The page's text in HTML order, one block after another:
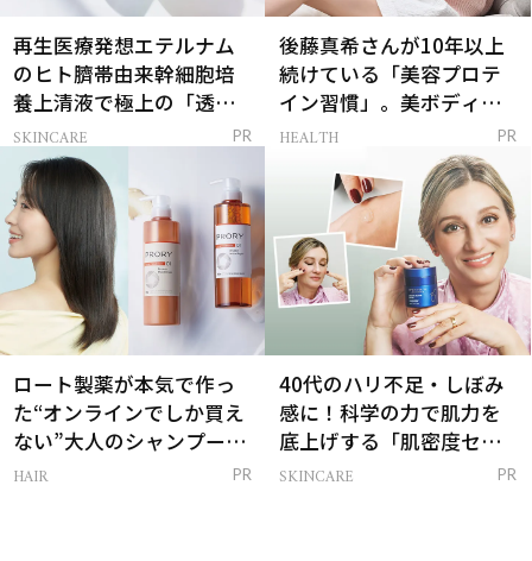
再生医療発想エテルナム
のヒト臍帯由来幹細胞培
養上清液で極上の「透明
感ハリ肌」へ
SKINCARE PR
後藤真希さんが10年以上
続けている「美容プロテ
イン習慣」。美ボディを
支える朝ルーティンと
HEALTH PR
ロート製薬が本気で作っ
た“オンラインでしか買え
ない”大人のシャンプー＆
トリートメントって？
HAIR PR
40代のハリ不足・しぼみ
感に！科学の力で肌力を
底上げする「肌密度セラ
ム」
SKINCARE PR